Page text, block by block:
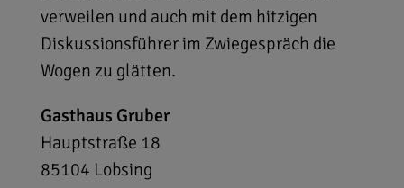
verweilen und auch mit dem hitzigen
Diskussionsführer im Zwiegespräch die
Wogen zu glätten.
Gasthaus Gruber
Hauptstraße 18
85104 Lobsing